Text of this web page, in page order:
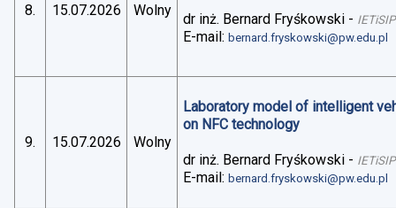
8. 15.07.2026 Wolny
dr inż. Bernard Fryśkowski - IETiSIP
E-mail:bernard.fryskowski@pw.edu.pl
9. 15.07.2026 Wolny
Laboratory model of intelligent
on NFC technology
dr inż. Bernard Fryśkowski - IETiSIP
E-mail:bernard.fryskowski@pw.edu.pl